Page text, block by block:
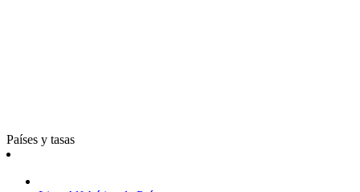
Países y tasas